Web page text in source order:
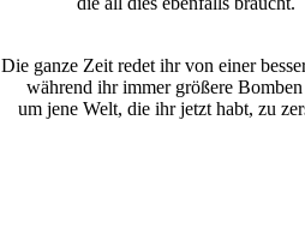
Die ganze Zeit redet ihr von einer
während ihr immer größere Bomben
um jene Welt, die ihr jetzt habt, zu